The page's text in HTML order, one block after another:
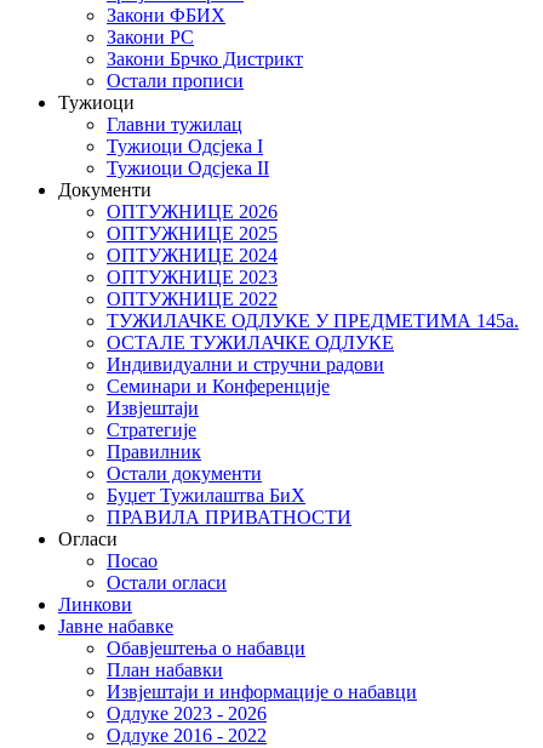
Закони ФБИХ
Закони РС
Закони Брчко Дистрикт
Остали прописи
Тужиоци
Главни тужилац
Тужиоци Oдсјекa I
Тужиоци Oдсјекa II
Документи
ОПТУЖНИЦЕ 2026
ОПТУЖНИЦЕ 2025
ОПТУЖНИЦЕ 2024
ОПТУЖНИЦЕ 2023
ОПТУЖНИЦЕ 2022
ТУЖИЛАЧКЕ ОДЛУКЕ У ПРЕДМЕТИМА 145а.
ОСТАЛЕ ТУЖИЛАЧКЕ ОДЛУКЕ
Индивидуални и стручни радови
Семинари и Конференције
Извјештаји
Стратегије
Правилник
Остали документи
Буџет Тужилаштва БиХ
ПРАВИЛА ПРИВАТНОСТИ
Огласи
Посао
Остали огласи
Линкови
Јавне набавке
Обавјештења о набавци
План набавки
Извјештаји и информације о набавци
Одлуке 2023 - 2026
Одлуке 2016 - 2022